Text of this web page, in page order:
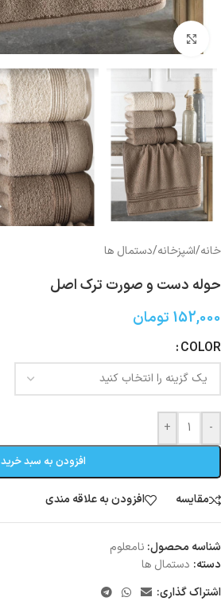
بزرگنمایی تصویر
خانه/اشپزخانه/دستمال ها
حوله دست و صورت ترک اصل
152,000 تومان
COLOR
-
+
افزودن به سبد خرید
مقایسه افزودن به علاقه مندی
شناسه محصول: نامعلوم
دسته: دستمال ها
اشتراک گذاری: